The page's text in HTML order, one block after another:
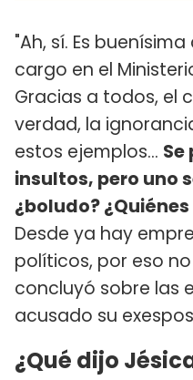
"Ah, sí. Es
cargo en el
Gracias a todos, el
verdad, la
estos ejemplos...
insultos, pero uno
¿boludo?
Desde ya hay
políticos, por eso
concluyó sobre las
acusado su
¿Qué dijo